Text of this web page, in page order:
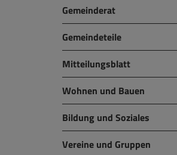
Gemeinderat
Gemeindeteile
Mitteilungsblatt
Wohnen und Bauen
Bildung und Soziales
Vereine und Gruppen